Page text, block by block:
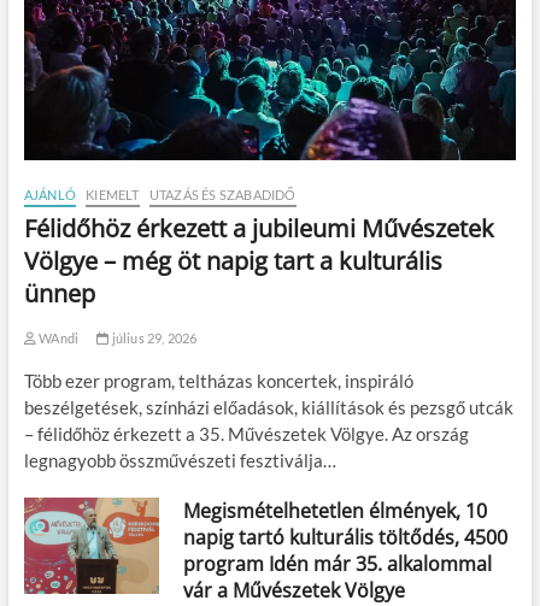
AJÁNLÓ KIEMELT UTAZÁS ÉS SZABADIDŐ
Félidőhöz érkezett a jubileumi Művészetek
Völgye – még öt napig tart a kulturális
ünnep
WAndi július 29, 2026
Több ezer program, teltházas koncertek, inspiráló
beszélgetések, színházi előadások, kiállítások és pezsgő utcák
– félidőhöz érkezett a 35. Művészetek Völgye. Az ország
legnagyobb összművészeti fesztiválja…
Megismételhetetlen élmények, 10
napig tartó kulturális töltődés, 4500
program Idén már 35. alkalommal
vár a Művészetek Völgye